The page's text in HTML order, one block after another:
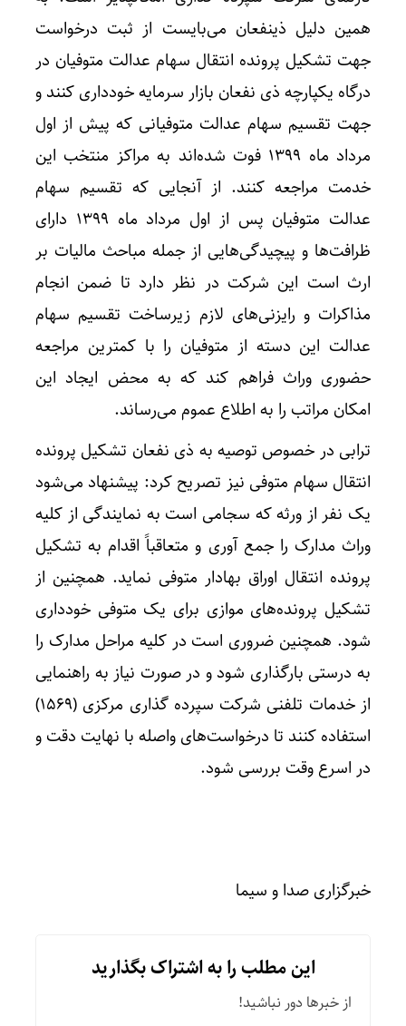
همین دلیل ذینفعان می‌بایست از ثبت درخواست
جهت تشکیل پرونده انتقال سهام عدالت متوفیان در
درگاه یکپارچه ذی نفعان بازار سرمایه خودداری کنند و
جهت تقسیم سهام عدالت متوفیانی که پیش از اول
مرداد ماه ۱۳۹۹ فوت شده‌اند به مراکز منتخب این
خدمت مراجعه کنند. از آنجایی که تقسیم سهام
عدالت متوفیان پس از اول مرداد ماه ۱۳۹۹ دارای
ظرافت‌ها و پیچیدگی‌هایی از جمله مباحث مالیات بر
ارث است این شرکت در نظر دارد تا ضمن انجام
مذاکرات و رایزنی‌های لازم زیرساخت تقسیم سهام
عدالت این دسته از متوفیان را با کمترین مراجعه
حضوری وراث فراهم کند که به محض ایجاد این
امکان مراتب را به اطلاع عموم می‌رساند.
ترابی در خصوص توصیه به ذی نفعان تشکیل پرونده
انتقال سهام متوفی نیز تصریح کرد: پیشنهاد می‌شود
یک نفر از ورثه که سجامی است به نمایندگی از کلیه
وراث مدارک را جمع آوری و متعاقباً اقدام به تشکیل
پرونده انتقال اوراق بهادار متوفی نماید. همچنین از
تشکیل پرونده‌های موازی برای یک متوفی خودداری
شود. همچنین ضروری است در کلیه مراحل مدارک را
به درستی بارگذاری شود و در صورت نیاز به راهنمایی
از خدمات تلفنی شرکت سپرده گذاری مرکزی (۱۵۶۹)
استفاده کنند تا درخواست‌های واصله با نهایت دقت و
در اسرع وقت بررسی شود.
خبرگزاری صدا و سیما
این مطلب را به اشتراک بگذارید
از خبرها دور نباشید!